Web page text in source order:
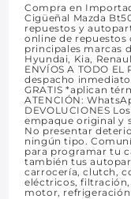
Compra en
Cigüeñal Mazda
repuestos y
online de repuestos
principales marcas
Hyundai, Kia,
ENVÍOS A TODO
despacho inmediato
GRATIS *aplican
ATENCIÓN:
DEVOLUCIONES
empaque original y
No presentar
ningún tipo.
para programar tu
también tus
carrocería, clutch,
eléctricos,
motor, refrigeración